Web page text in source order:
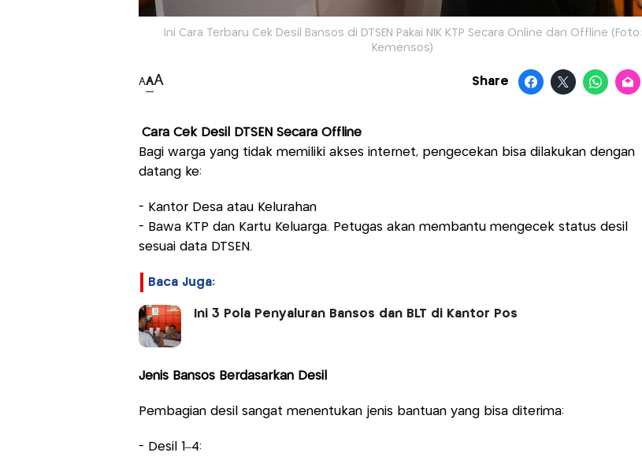
Ini Cara Terbaru Cek Desil Bansos di DTSEN Pakai NIK KTP Secara Online dan Offline (Foto:
Kemensos)
AAA Share
Cara Cek Desil DTSEN Secara Offline
Bagi warga yang tidak memiliki akses internet, pengecekan bisa dilakukan dengan
datang ke:
- Kantor Desa atau Kelurahan
- Bawa KTP dan Kartu Keluarga. Petugas akan membantu mengecek status desil
sesuai data DTSEN.
Baca Juga:
Ini 3 Pola Penyaluran Bansos dan BLT di Kantor Pos
Jenis Bansos Berdasarkan Desil
Pembagian desil sangat menentukan jenis bantuan yang bisa diterima:
- Desil 1–4: